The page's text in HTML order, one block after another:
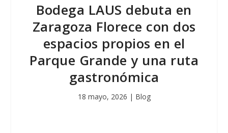
Bodega LAUS debuta en
Zaragoza Florece con dos
espacios propios en el
Parque Grande y una ruta
gastronómica
18 mayo, 2026 | Blog